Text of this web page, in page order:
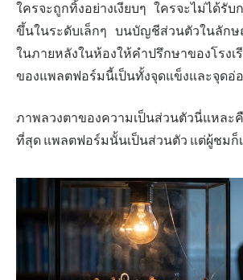
ใครจะถูกทิ้งอย่างเงียบๆ ใครจะไม่ได้รั
ขึ้นในระดับเล็กๆ บนบัญชีส่วนตัวในลัก
ในภายหลังในห้องให้คำปรึกษาของโร
ของแพลตฟอร์มนี้เป็นทั้งจุดแข็งและจุดอ่
ภาพลวงตาของความเป็นส่วนตัวนี่แหละ
ที่สุด แพลตฟอร์มนั้นเป็นส่วนตัว แต่ผู้ชมก็